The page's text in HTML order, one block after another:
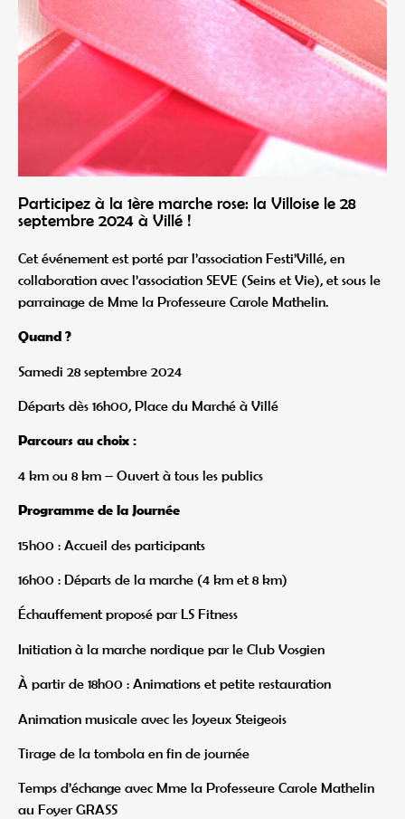
Participez à la 1ère marche rose: la Villoise le 28
septembre 2024 à Villé !
Cet événement est porté par l’association Festi’Villé, en
collaboration avec l’association SEVE (Seins et Vie), et sous le
parrainage de Mme la Professeure Carole Mathelin.
Quand ?
Samedi 28 septembre 2024
Départs dès 16h00, Place du Marché à Villé
Parcours au choix :
4 km ou 8 km – Ouvert à tous les publics
Programme de la Journée
15h00 : Accueil des participants
16h00 : Départs de la marche (4 km et 8 km)
Échauffement proposé par LS Fitness
Initiation à la marche nordique par le Club Vosgien
À partir de 18h00 : Animations et petite restauration
Animation musicale avec les Joyeux Steigeois
Tirage de la tombola en fin de journée
Temps d’échange avec Mme la Professeure Carole Mathelin
au Foyer GRASS